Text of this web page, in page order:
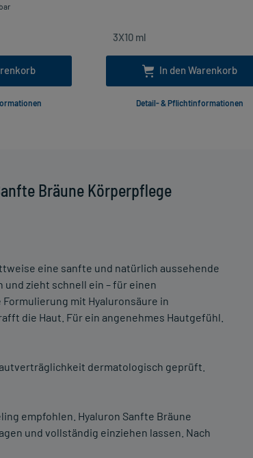
Bräune Körperpflege
eine sanfte und natürlich aussehende
zieht schnell ein – für einen
mit Hyaluronsäure in
die Haut. Für ein angenehmes Hautgefühl.
dermatologisch geprüft.
empfohlen. Hyaluron Sanfte Bräune
und vollständig einziehen lassen. Nach
In den Warenkorb
Detail- & Pflichtinformationen